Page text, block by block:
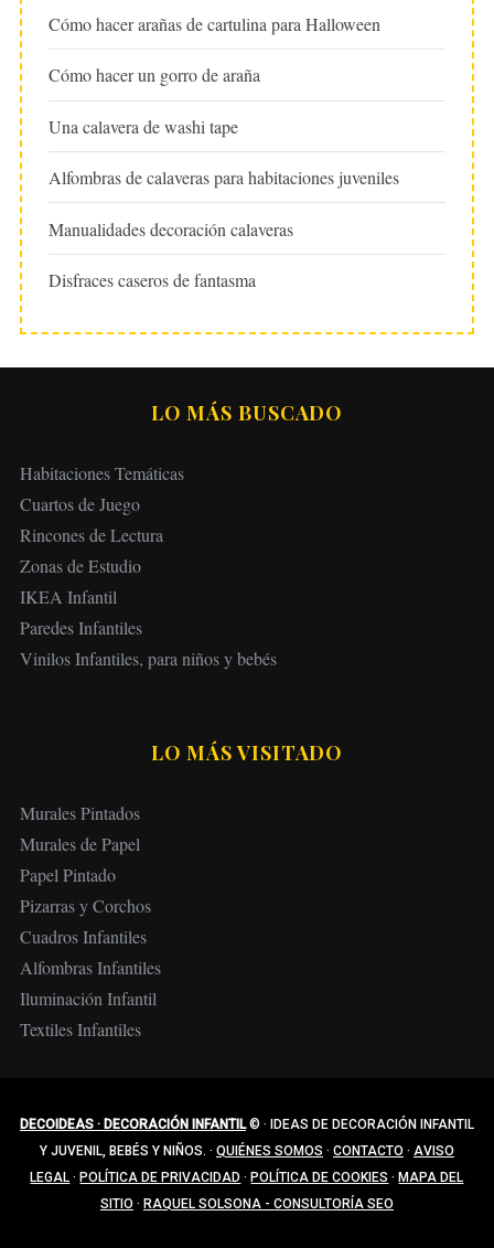
Cómo hacer arañas de cartulina para Halloween
Cómo hacer un gorro de araña
Una calavera de washi tape
Alfombras de calaveras para habitaciones juveniles
Manualidades decoración calaveras
Disfraces caseros de fantasma
LO MÁS BUSCADO
Habitaciones Temáticas
Cuartos de Juego
Rincones de Lectura
Zonas de Estudio
IKEA Infantil
Paredes Infantiles
Vinilos Infantiles, para niños y bebés
LO MÁS VISITADO
Murales Pintados
Murales de Papel
Papel Pintado
Pizarras y Corchos
Cuadros Infantiles
Alfombras Infantiles
Iluminación Infantil
Textiles Infantiles
DECOIDEAS · DECORACIÓN INFANTIL© ·
IDEAS DE DECORACIÓN INFANTIL
Y JUVENIL, BEBÉS Y NIÑOS. · QUIÉNES SOMOS · CONTACTO · AVISO
LEGAL · POLÍTICA DE PRIVACIDAD · POLÍTICA DE COOKIES · MAPA DEL
SITIO · RAQUEL SOLSONA - CONSULTORÍA SEO